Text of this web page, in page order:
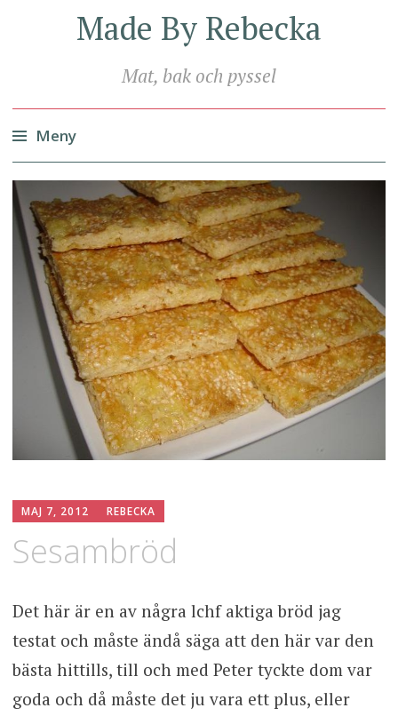
Made By Rebecka
Mat, bak och pyssel
Meny
Hoppa
till
innehåll
MAJ 7, 2012 REBECKA
Sesambröd
Det här är en av några lchf aktiga bröd jag
testat och måste ändå säga att den här var den
bästa hittills, till och med Peter tyckte dom var
goda och då måste det ju vara ett plus, eller